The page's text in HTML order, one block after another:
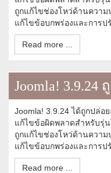
ถูกแก้ไขช่องโหว่ด้านความ
แก้ไขข้อบกพร่องและการป
Read more ...
Joomla! 3.9.24
Joomla! 3.9.24 ได้ถูกปล่
แก้ไขข้อผิดพลาดสำหรับรุ่น
ถูกแก้ไขช่องโหว่ด้านความ
แก้ไขข้อบกพร่องและการป
Read more ...